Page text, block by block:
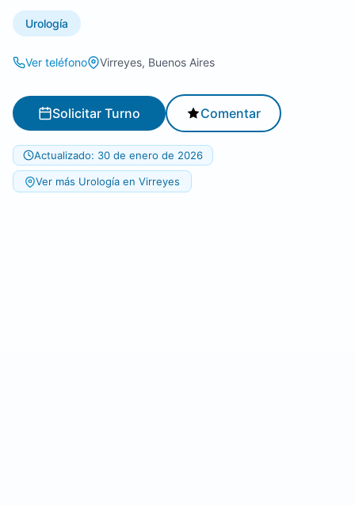
Urología
Ver teléfono Virreyes, Buenos Aires
Solicitar Turno Comentar
Actualizado: 30 de enero de 2026
Ver más Urología en Virreyes